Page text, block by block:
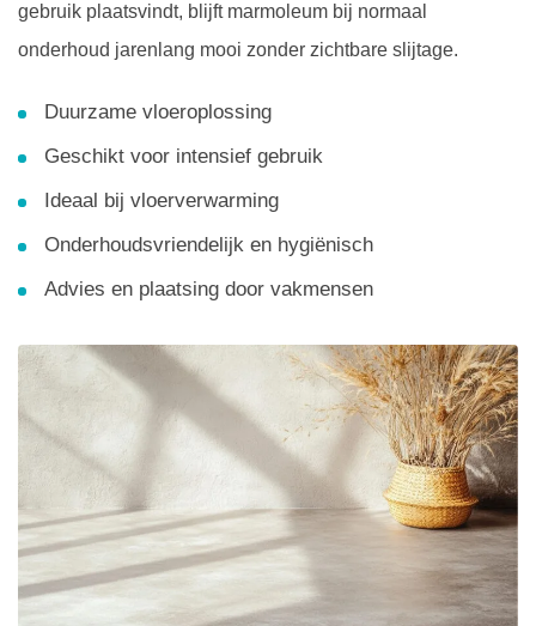
gebruik plaatsvindt, blijft marmoleum bij normaal
onderhoud jarenlang mooi zonder zichtbare slijtage.
Duurzame vloeroplossing
Geschikt voor intensief gebruik
Ideaal bij vloerverwarming
Onderhoudsvriendelijk en hygiënisch
Advies en plaatsing door vakmensen